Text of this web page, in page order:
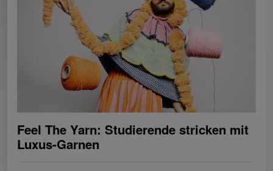
Feel The Yarn: Studierende stricken mit
Luxus-Garnen